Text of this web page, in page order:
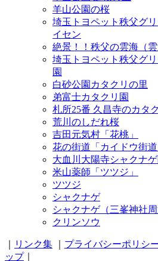
羊山公園の桜
埼玉トヨペット秩父グ
イセン
絶景！！秩父の雲海（雲
埼玉トヨペット秩父グ
園
白砂公園カタクリの里
弟富士カタクリ園
札所25番 久昌寺のカタ
荒川のしだれ桜
吉田元気村「花桃」
花の街道「カイドウ街道
大血川大陽寺シャクナゲ
米山薬師「ツツジ」
ツツジ
シャクナゲ
シャクナゲ（三峯神社周
クリンソウ
リンク集 プライバシーポリシ
ップ｜